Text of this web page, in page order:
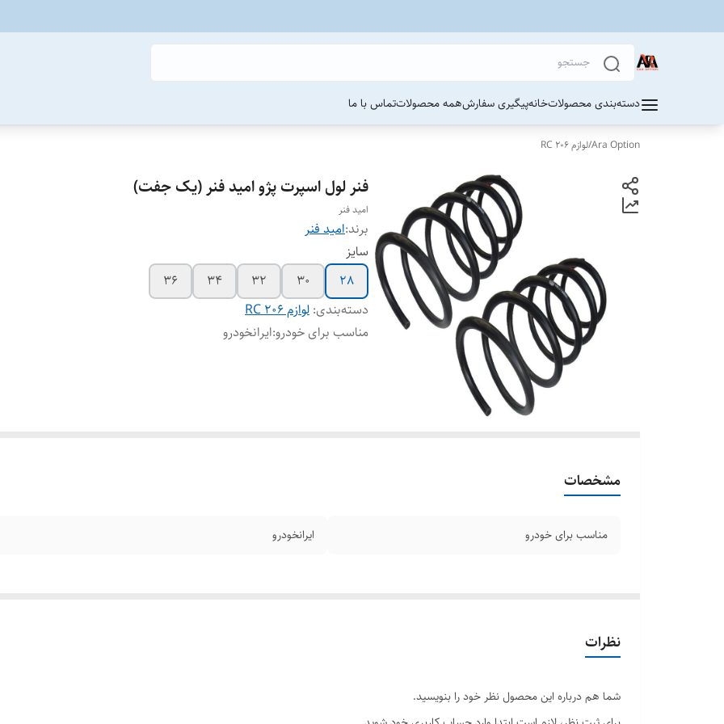
دسته‌بندی محصولاتخانهپیگیری سفارشهمه محصولاتتماس با ما
Ara Option
/لوازم 206 RC
فنر لول اسپرت پژو امید فنر (یک جفت)
امید فنر
برند:امید فنر
سایز
28
30
32
34
36
دسته‌بندی: لوازم 206 RC
مناسب برای خودرو:ایرانخودرو
مشخصات
مناسب برای خودرو ایرانخودرو
نظرات
شما هم درباره این محصول نظر خود را بنویسید.